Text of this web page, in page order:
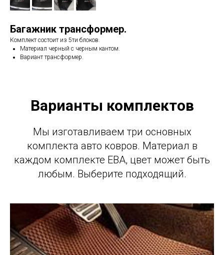
Багажник трансформер.
Комплект состоит из 5ти блоков.
Материал черный с черным кантом.
Вариант трансформер.
Варианты комплектов
Мы изготавливаем три основных
комплекта авто ковров. Материал в
каждом комплекте ЕВА, цвет может быть
любым. Выберите подходящий.